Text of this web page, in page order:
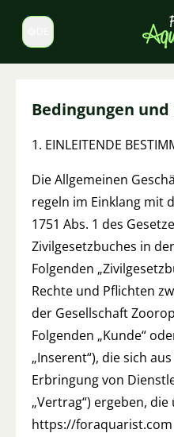
Sprache wechseln
Bedingungen
1. EINLEITENDE
Die Allgemeinen
regeln im Einklang mit
1751 Abs. 1 des
Zivilgesetzbuches in
Folgenden
Rechte und Pflichten
der Gesellschaft
Folgenden „Kunde“
„Inserent“), die sich
Erbringung von
„Vertrag“) ergeben,
https://foraquarist.com